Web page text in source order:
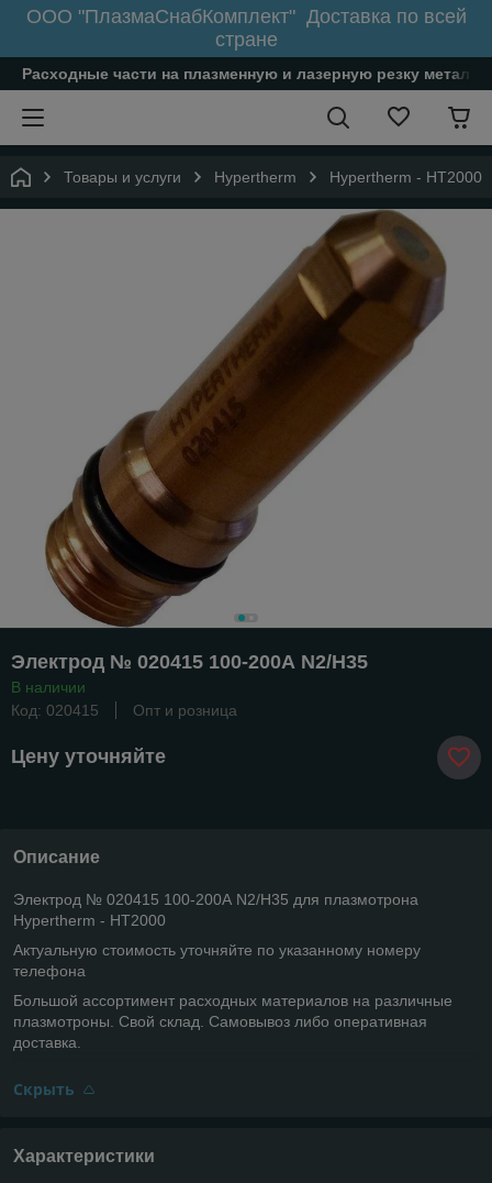
ООО "ПлазмаСнабКомплект" Доставка по всей
стране
Расходные части на плазменную и лазерную резку
Товары и услуги Hypertherm Hypertherm - HT2000
Электрод № 020415 100-200А N2/H35
В наличии
Код: 020415
Опт и розница
Цену уточняйте
Описание
Электрод № 020415 100-200А N2/H35 для плазмотрона
Hypertherm - HT2000
Актуальную стоимость уточняйте по указанному номеру
телефона
Большой ассортимент расходных материалов на различные
плазмотроны. Свой склад. Самовывоз либо оперативная
доставка.
Скрыть
Характеристики